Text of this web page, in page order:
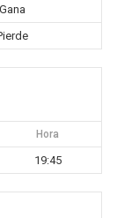
Gana
Hora
19:45